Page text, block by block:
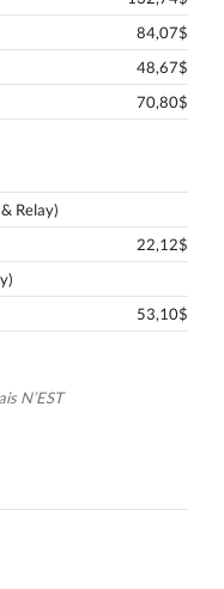
84,07$
48,67$
70,80$
Relay)
22,12$
53,10$
N’EST